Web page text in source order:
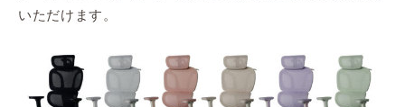
いただけます。